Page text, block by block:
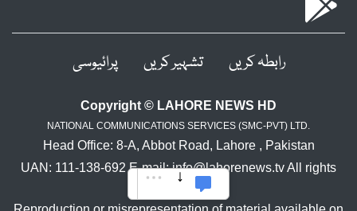
رابطہ کریں تشہیر کریں پرائیوسی
Copyright © LAHORE NEWS HD
NATIONAL COMMUNICATIONS SERVICES (SMC-PVT) LTD.
Head Office: 8-A, Abbot Road, Lahore , Pakistan
UAN: 111-138-692 E-mail: info@lahorenews.tv All rights
reserved.